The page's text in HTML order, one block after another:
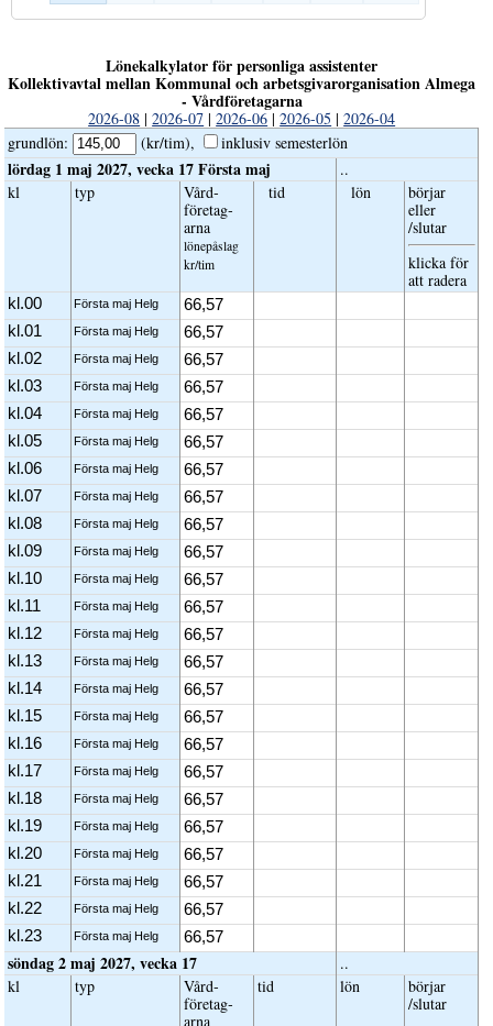
Lönekalkylator för personliga assistenter
Kollektivavtal mellan Kommunal och arbetsgivarorganisation Almega
- Vårdföretagarna
2026-08 |2026-07 |2026-06 |2026-05 |2026-04
grundlön: (kr/tim), inklusiv semester­lön
lördag 1 maj 2027, vecka 17 Första maj
..
kl
typ
Vård­
företag­
arna
löne­påslag
kr/tim
tid lön
börjar
eller
/slutar
klicka för
att radera
kl.00 Första maj Helg
66,57
kl.01
Första maj Helg
66,57
kl.02
Första maj Helg
66,57
kl.03
Första maj Helg
66,57
kl.04
Första maj Helg
66,57
kl.05
Första maj Helg
66,57
kl.06
Första maj Helg
66,57
kl.07
Första maj Helg
66,57
kl.08
Första maj Helg
66,57
kl.09
Första maj Helg
66,57
kl.10
Första maj Helg
66,57
kl.11
Första maj Helg
66,57
kl.12
Första maj Helg
66,57
kl.13
Första maj Helg
66,57
kl.14
Första maj Helg
66,57
kl.15
Första maj Helg
66,57
kl.16
Första maj Helg
66,57
kl.17
Första maj Helg
66,57
kl.18
Första maj Helg
66,57
kl.19
Första maj Helg
66,57
kl.20
Första maj Helg
66,57
kl.21
Första maj Helg
66,57
kl.22
Första maj Helg
66,57
kl.23
Första maj Helg 66,57
söndag 2 maj 2027, vecka 17
..
kl
typ
Vård­
företag­
arna
tid lön
börjar
/slutar